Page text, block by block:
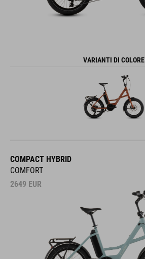
VARIANTI DI COLORE
COMPACT HYBRID
COMFORT
2649 EUR